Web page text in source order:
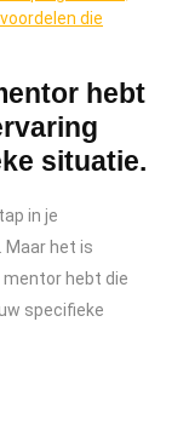
die
hebt
situatie.
in je
het is
mentor hebt die
specifieke